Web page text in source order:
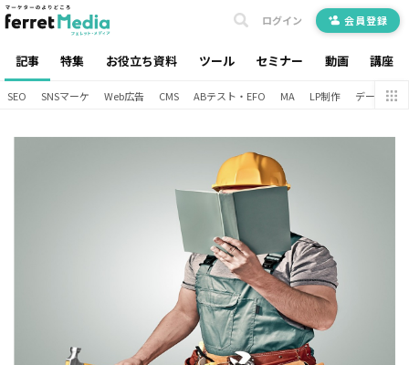
記事 特集 お役立ち資料 ツール セミナー 動画 講座
ログイン 会員登録
SEO SNSマーケ Web広告 CMS ABテスト・EFO MA LP制作 データ分析